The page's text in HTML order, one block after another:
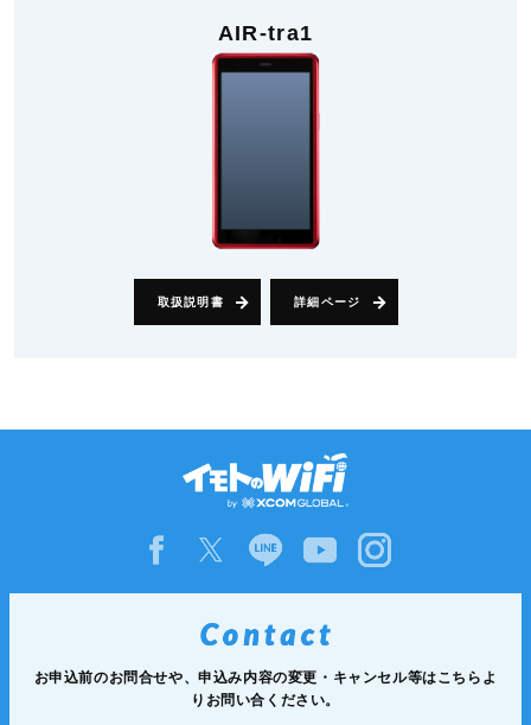
AIR-tra1
取扱説明書 詳細ページ
お申込前のお問合せや、申込み内容の変更・キャンセル等はこちらよ
りお問い合ください。